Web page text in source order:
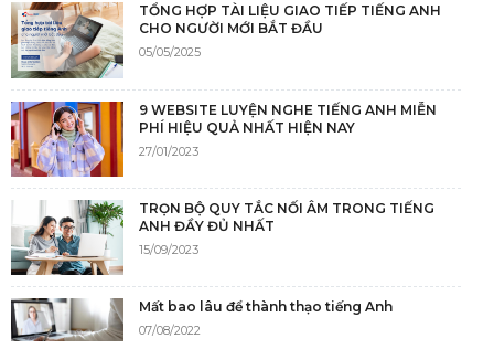
TỔNG HỢP TÀI LIỆU GIAO TIẾP TIẾNG ANH
CHO NGƯỜI MỚI BẮT ĐẦU
05/05/2025
9 WEBSITE LUYỆN NGHE TIẾNG ANH MIỄN
PHÍ HIỆU QUẢ NHẤT HIỆN NAY
27/01/2023
TRỌN BỘ QUY TẮC NỐI ÂM TRONG TIẾNG
ANH ĐẦY ĐỦ NHẤT
15/09/2023
Mất bao lâu để thành thạo tiếng Anh
07/08/2022